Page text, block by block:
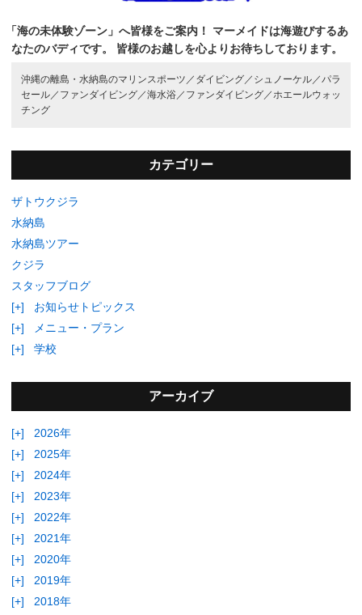
「海の未体験ゾーン」へ皆様をご案内！
マーメイドは海遊びするあ
なたのバディです。
皆様のお越しを心よりお待ちしております。
沖縄の離島・水納島のマリンスポーツ／ ダイビング／ シュノーケル／パラ
セール／ ファンダイビング／海水浴／ ファンダイビング／ホエールウォッ
チング
カテゴリー
ザトウクジラ
水納島
水納島ツアー
クジラ
スタッフブログ
[+]
お知らせトピックス
[+]
メニュー・プラン
[+]
学校
アーカイブ
[+]
2026年
[+]
2025年
[+]
2024年
[+]
2023年
[+]
2022年
[+]
2021年
[+]
2020年
[+]
2019年
[+]
2018年